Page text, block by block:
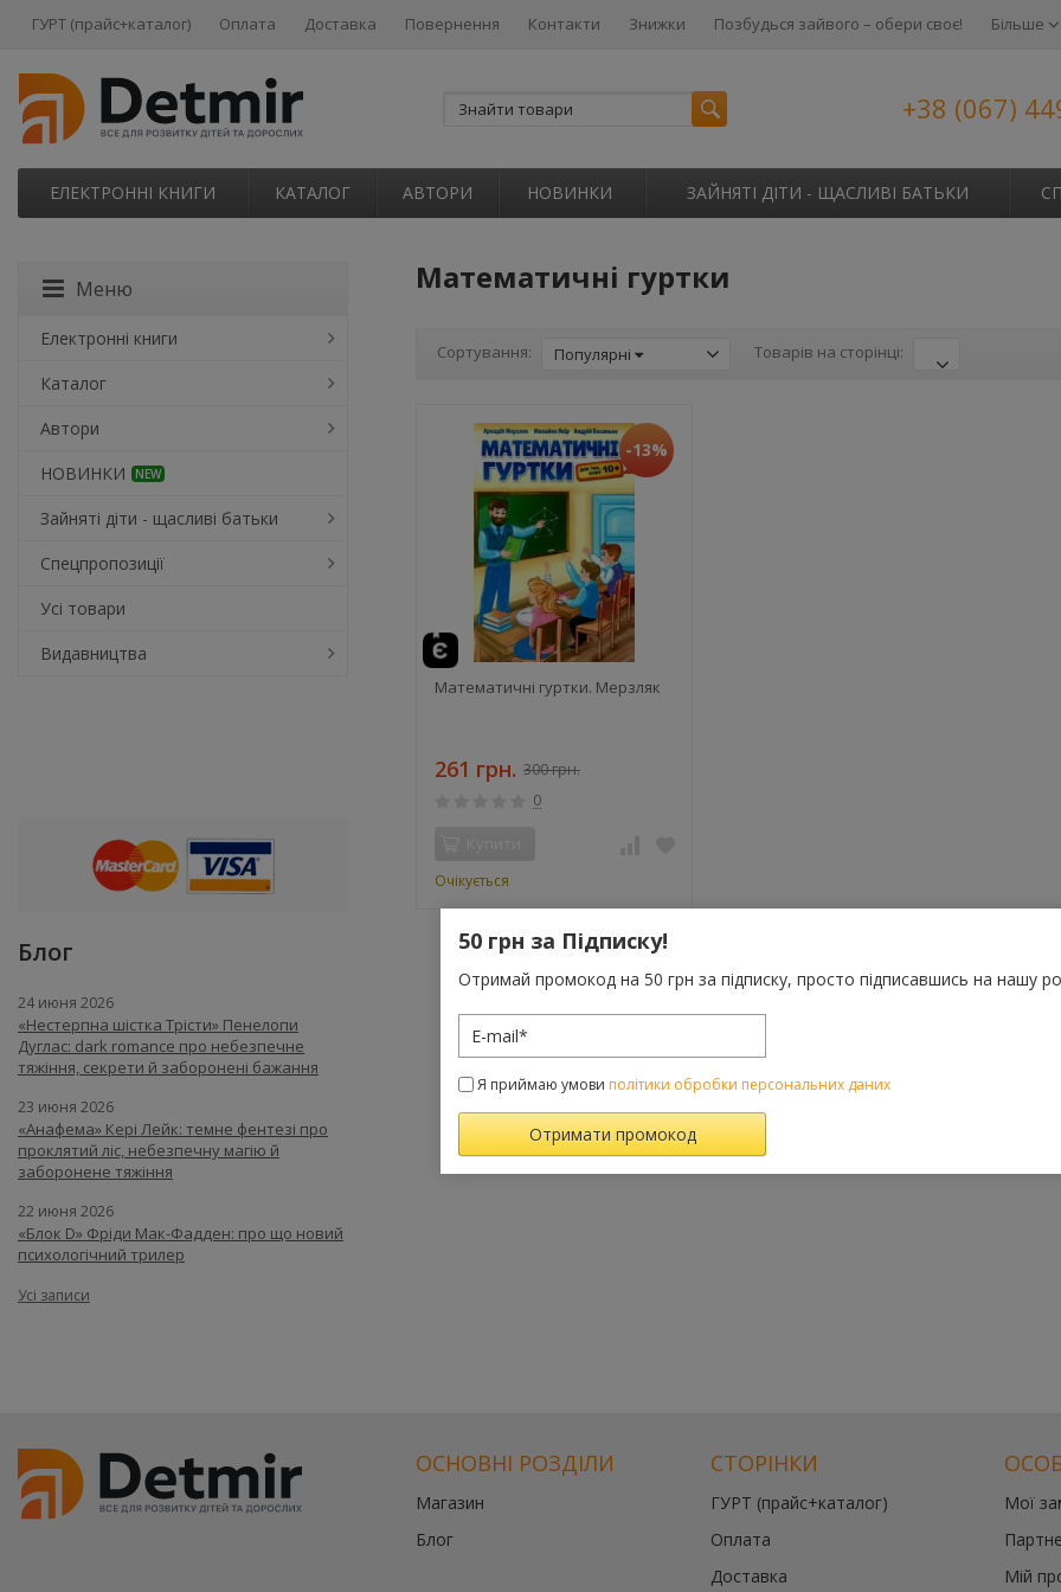
ГУРТ (прайс+каталог) Оплата Доставка Повернення Контакти Знижки Позбудься зайвого – обери своє! Більше
+38 (067)
ЕЛЕКТРОННІ КНИГИ КАТАЛОГ АВТОРИ НОВИНКИ ЗАЙНЯТІ ДІТИ - ЩАСЛИВІ БАТЬКИ
Математичні гуртки
Сортування: Популярні Товарів на сторінці:
-13%
Математичні гуртки. Мерзляк
261 грн. 300 грн.
0
Очікується
Меню
Електронні книги
Каталог
Автори
НОВИНКИ
NEW
Зайняті діти - щасливі батьки
Спецпропозиції
Усі товари
Видавництва
Блог
24 июня 2026
«Нестерпна шістка Трісти» Пенелопи
Дуглас: dark romance про небезпечне
тяжіння, секрети й заборонені бажання
23 июня 2026
«Анафема» Кері Лейк: темне фентезі про
проклятий ліс, небезпечну магію й
заборонене тяжіння
22 июня 2026
«Блок D» Фріди Мак-Фадден: про що новий
психологічний трилер
Усі записи
ОСНОВНІ РОЗДІЛИ
Магазин
Блог
СТОРІНКИ
ГУРТ (прайс+каталог)
Оплата
Доставка
Мої
Мій
50 грн за Підписку!
Отримай промокод на 50 грн за підписку, просто підписавшись на нашу
Я приймаю умови політики обробки персональних даних